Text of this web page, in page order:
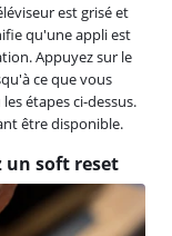
est grisé et
qu'une appli est
Appuyez sur le
ce que vous
étapes ci-dessus.
être disponible.
un soft reset